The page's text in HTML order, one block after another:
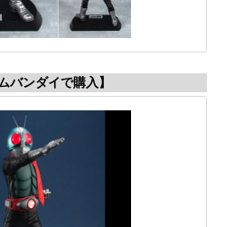
バンダイで購入】